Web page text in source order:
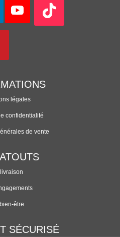
légales
confidentialité
de vente
être
SÉCURISÉ